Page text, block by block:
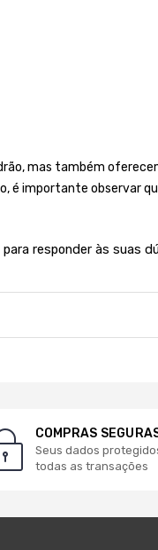
mas também
é importante observar
responder às suas
COMPRAS
Seus dados
todas as transações